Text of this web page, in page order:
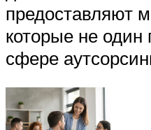
предоставляют
которые не один
сфере